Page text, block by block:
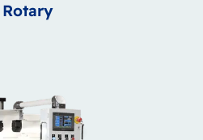
Rotary